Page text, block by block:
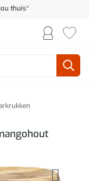
thuis*